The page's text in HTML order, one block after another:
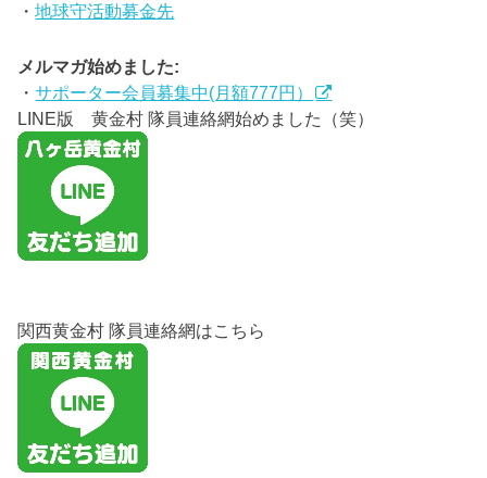
・地球守活動募金先
メルマガ始めました:
・サポーター会員募集中(月額777円）
LINE版 黄金村 隊員連絡網始めました（笑）
関西黄金村 隊員連絡網はこちら